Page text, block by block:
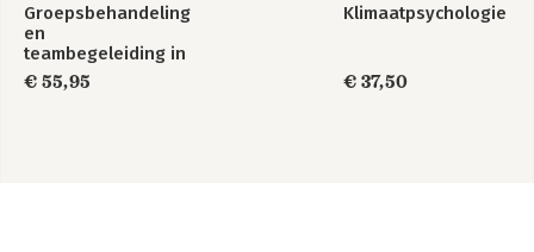
Groepsbehandeling
en
teambegeleiding in
de zorg
€ 55,95
Klimaatpsychologie
€ 37,50